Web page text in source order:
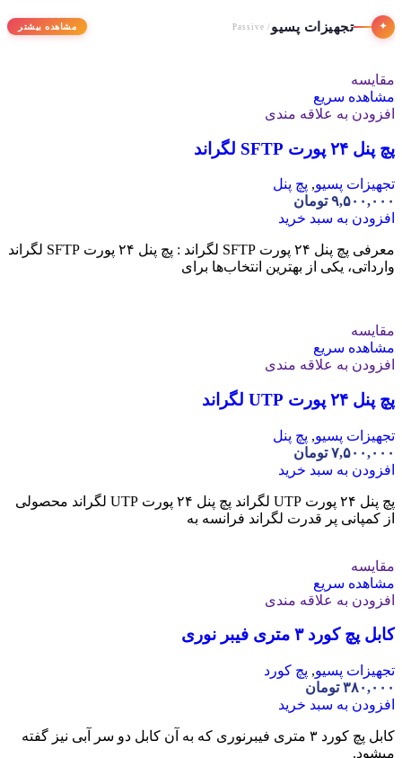
✦ تجهیزات پسیو / Passive مشاهده بیشتر
مقایسه
مشاهده سریع
افزودن به علاقه مندی
پچ پنل ۲۴ پورت SFTP لگراند
تجهیزات پسیو, پچ پنل
۹,۵۰۰,۰۰۰ تومان
افزودن به سبد خرید
معرفی پچ پنل ۲۴ پورت SFTP لگراند : پچ پنل ۲۴ پورت SFTP لگراند
وارداتی، یکی از بهترین انتخاب‌ها برای
مقایسه
مشاهده سریع
افزودن به علاقه مندی
پچ پنل ۲۴ پورت UTP لگراند
تجهیزات پسیو, پچ پنل
۷,۵۰۰,۰۰۰ تومان
افزودن به سبد خرید
پچ پنل ۲۴ پورت UTP لگراند پچ پنل ۲۴ پورت UTP لگراند محصولی
از کمپانی پر قدرت لگراند فرانسه به
مقایسه
مشاهده سریع
افزودن به علاقه مندی
کابل پچ کورد ۳ متری فیبر نوری
تجهیزات پسیو, پچ کورد
۳۸۰,۰۰۰ تومان
افزودن به سبد خرید
کابل پچ کورد ۳ متری فیبرنوری که به آن کابل دو سر آبی نیز گفته
میشود.